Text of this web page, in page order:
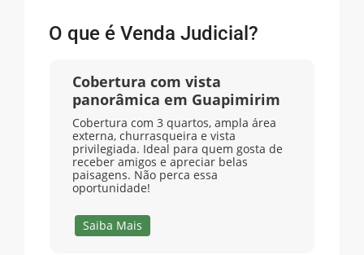
O que é Venda Judicial?
Cobertura com vista
panorâmica em Guapimirim
Cobertura com 3 quartos, ampla área
externa, churrasqueira e vista
privilegiada. Ideal para quem gosta de
receber amigos e apreciar belas
paisagens. Não perca essa
oportunidade!
Saiba Mais